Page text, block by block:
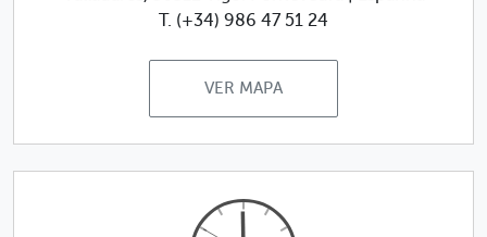
T. (+34) 986 47 51 24
VER MAPA